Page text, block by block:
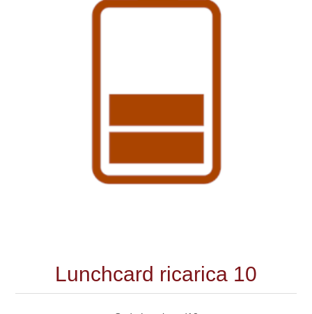
Lunchcard ricarica 10